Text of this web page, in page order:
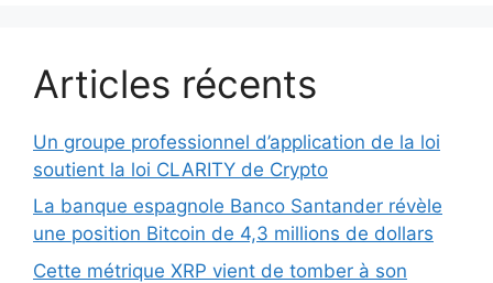
Articles récents
Un groupe professionnel d’application de la loi
soutient la loi CLARITY de Crypto
La banque espagnole Banco Santander révèle
une position Bitcoin de 4,3 millions de dollars
Cette métrique XRP vient de tomber à son